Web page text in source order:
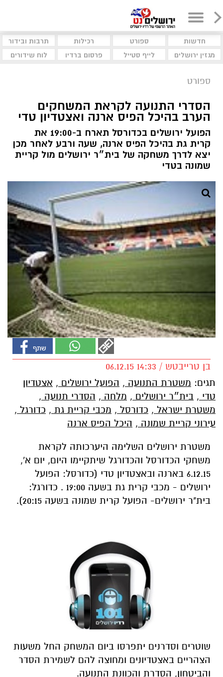
חדשות ספורט רכילות
תרבות ובידור
מגזין ירושלים
לייף סטייל פרסום ברדיו לוח שידורים
ספורט
הסדרי התנועה לקראת המשחקים
הערב בהיכל הפיס ארנה ואצטדיון טדי
הפועל ירושלים בכדורסל תארח ב-19:00 את
קרית גת בהיכל הפיס ארנה, שעה ורבע לאחר מכן
יצא לדרך משחקה של בית״ר ירושלים מול קריית
שמונה בטדי
בן טרייבטש / 14:33 06.12.15
תגים: משטרת התנועה , הפועל ירושלים , אצטדיון
טדי , בית״ר ירושלים , מלחה , הסדרי תנועה ,
משטרת ישראל , כדורסל , מכבי קריית גת , כדורגל ,
עירוני קריית שמונה , היכל הפיס ארנה
משטרת ירושלים השלימה היערכותה לקראת
משחקי הכדורסל והכדורגל שיתקיימו היום, יום א',
6.12.15 בארנה ובאצטדיון טדי (כדורסל: הפועל
ירושלים - מכבי קרית גת בשעה 19:00 . כדורגל:
בית"ר ירושלים- הפועל קרית שמונה בשעה 20:15).
שוטרים וסדרנים יתפרסו ביום המשחק החל משעות
הצהריים באצטדיונים ומחוצה להם לשמירת הסדר
והביטחון, הסדרת והכוונת התנועה.